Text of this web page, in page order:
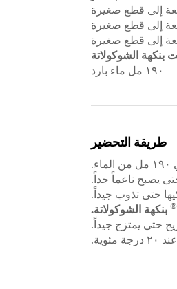
بنكهة الشوكولاتة
١٩٠ مل ماء بارد
طريقة التحضير
يصبح ناعماً جداً.
حتى تذوب جيداً.
® بنكهة الشوكولاتة.
حتى يمتزج جيداً.